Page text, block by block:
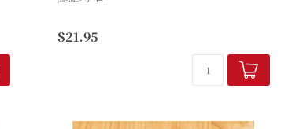
沉醉於為神所愛的溫暖感覺，卻錯在以人為
中心。相反，使徒保羅以至新約聖經中的
「恩典」，始終都以神為中心，強...
$21.95